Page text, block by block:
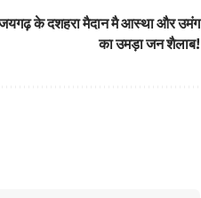
के दशहरा मैदान मै आस्था और उमंग
का उमड़ा जन शैलाब!